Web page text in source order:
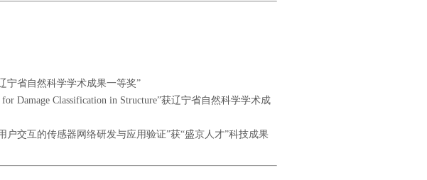
宁省自然科学学术成果一等奖”
Damage Classification in Structure”获辽宁省自然科学学术成
交互的传感器网络研发与应用验证”获“盛京人才”科技成果